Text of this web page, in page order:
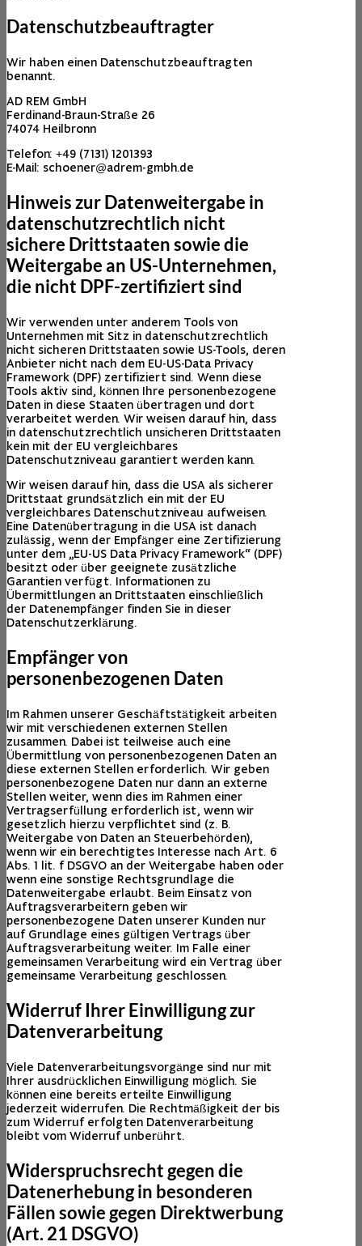
Datenschutz­beauftragter
Wir haben einen Datenschutzbeauftragten
benannt.
AD REM GmbH
Ferdinand-Braun-Straße 26
74074 Heilbronn
Telefon: +49 (7131) 1201393
E-Mail: schoener@adrem-gmbh.de
Hinweis zur Datenweitergabe in
datenschutzrechtlich nicht
sichere Drittstaaten sowie die
Weitergabe an US-Unternehmen,
die nicht DPF-zertifiziert sind
Wir verwenden unter anderem Tools von
Unternehmen mit Sitz in datenschutzrechtlich
nicht sicheren Drittstaaten sowie US-Tools, deren
Anbieter nicht nach dem EU-US-Data Privacy
Framework (DPF) zertifiziert sind. Wenn diese
Tools aktiv sind, können Ihre personenbezogene
Daten in diese Staaten übertragen und dort
verarbeitet werden. Wir weisen darauf hin, dass
in datenschutzrechtlich unsicheren Drittstaaten
kein mit der EU vergleichbares
Datenschutzniveau garantiert werden kann.
Wir weisen darauf hin, dass die USA als sicherer
Drittstaat grundsätzlich ein mit der EU
vergleichbares Datenschutzniveau aufweisen.
Eine Datenübertragung in die USA ist danach
zulässig, wenn der Empfänger eine Zertifizierung
unter dem „EU-US Data Privacy Framework“ (DPF)
besitzt oder über geeignete zusätzliche
Garantien verfügt. Informationen zu
Übermittlungen an Drittstaaten einschließlich
der Datenempfänger finden Sie in dieser
Datenschutzerklärung.
Empfänger von
personenbezogenen Daten
Im Rahmen unserer Geschäftstätigkeit arbeiten
wir mit verschiedenen externen Stellen
zusammen. Dabei ist teilweise auch eine
Übermittlung von personenbezogenen Daten an
diese externen Stellen erforderlich. Wir geben
personenbezogene Daten nur dann an externe
Stellen weiter, wenn dies im Rahmen einer
Vertragserfüllung erforderlich ist, wenn wir
gesetzlich hierzu verpflichtet sind (z. B.
Weitergabe von Daten an Steuerbehörden),
wenn wir ein berechtigtes Interesse nach Art. 6
Abs. 1 lit. f DSGVO an der Weitergabe haben oder
wenn eine sonstige Rechtsgrundlage die
Datenweitergabe erlaubt. Beim Einsatz von
Auftragsverarbeitern geben wir
personenbezogene Daten unserer Kunden nur
auf Grundlage eines gültigen Vertrags über
Auftragsverarbeitung weiter. Im Falle einer
gemeinsamen Verarbeitung wird ein Vertrag über
gemeinsame Verarbeitung geschlossen.
Widerruf Ihrer Einwilligung zur
Datenverarbeitung
Viele Datenverarbeitungsvorgänge sind nur mit
Ihrer ausdrücklichen Einwilligung möglich. Sie
können eine bereits erteilte Einwilligung
jederzeit widerrufen. Die Rechtmäßigkeit der bis
zum Widerruf erfolgten Datenverarbeitung
bleibt vom Widerruf unberührt.
Widerspruchsrecht gegen die
Datenerhebung in besonderen
Fällen sowie gegen Direktwerbung
(Art. 21 DSGVO)